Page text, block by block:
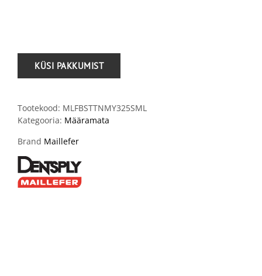
Tootekood: MLFBSTTNMY325SML
Kategooria: Määramata
Brand Maillefer